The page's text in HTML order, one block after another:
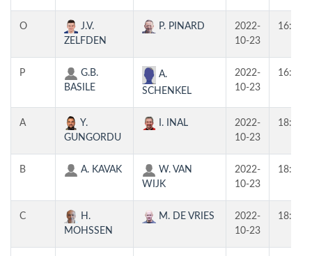
O
J.V.
ZELFDEN
P. PINARD
2022-
10-23
16:30
P
G.B.
BASILE
A.
SCHENKEL
2022-
10-23
16:30
A
Y.
GUNGORDU
I. INAL
2022-
10-23
18:00
B A. KAVAK
W. VAN
WIJK
2022-
10-23
18:00
C
H.
MOHSSEN
M. DE VRIES
2022-
10-23
18:00